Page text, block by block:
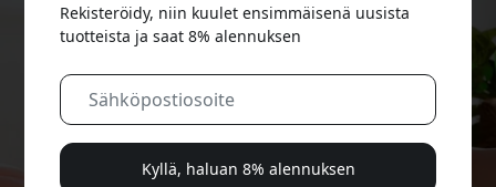
Rekisteröidy, niin kuulet ensimmäisenä uusista
tuotteista ja saat 8% alennuksen
Kyllä, haluan 8% alennuksen
Käytä tätä koodia kassalla saadaksesi 8%
alennuksen.